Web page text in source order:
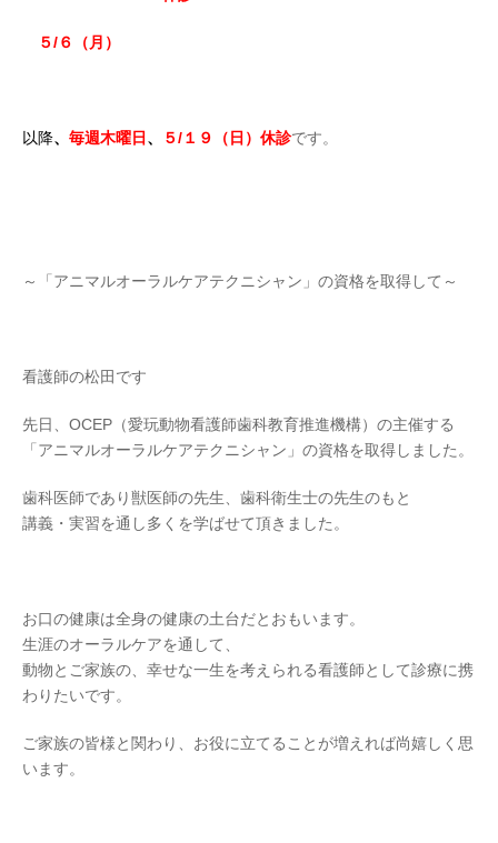
５/６（月）
以降、 毎週木曜日 、 ５/１９（日）休診です。
～「アニマルオーラルケアテクニシャン」の資格を取得して～
看護師の松田です
先日、OCEP（愛玩動物看護師歯科教育推進機構）の主催する
「アニマルオーラルケアテクニシャン」の資格を取得しました。
歯科医師であり獣医師の先生、歯科衛生士の先生のもと
講義・実習を通し多くを学ばせて頂きました。
お口の健康は全身の健康の土台だとおもいます。
生涯のオーラルケアを通して、
動物とご家族の、幸せな一生を考えられる看護師として診療に携
わりたいです。
ご家族の皆様と関わり、お役に立てることが増えれば尚嬉しく思
います。